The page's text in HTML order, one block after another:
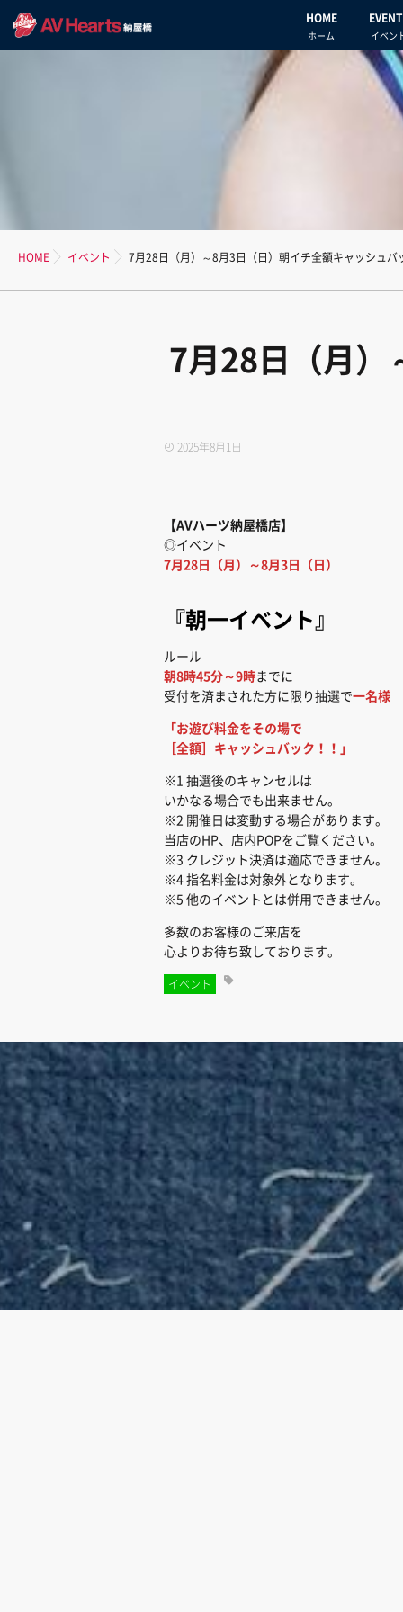
HOME
ホーム イベン
HOME イベント 7月28日（月）～8月3日（日）朝イチ全額キャッシュバ
7月28日（月）
2025年8月1日
【AVハーツ納屋橋店】
◎イベント
7月28日（月）～8月3日（日）
『朝一イベント』
ルール
朝8時45分～9時までに
受付を済まされた方に限り抽選で一名様
「お遊び料金をその場で
［全額］キャッシュバック！！」
※1 抽選後のキャンセルは
いかなる場合でも出来ません。
※2 開催日は変動する場合があります。
当店のHP、店内POPをご覧ください。
※3 クレジット決済は適応できません。
※4 指名料金は対象外となります。
※5 他のイベントとは併用できません。
多数のお客様のご来店を
心よりお待ち致しております。
イベント